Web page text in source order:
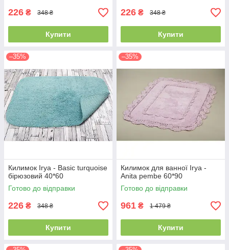
226 ₴ 348 ₴
Купити
226 ₴ 348 ₴
Купити
–35%
Килимок Irya - Basic turquoise
бірюзовий 40*60
Готово до відправки
226 ₴ 348 ₴
Купити
–35%
Килимок для ванної Irya -
Anita pembe 60*90
Готово до відправки
961 ₴ 1 479 ₴
Купити